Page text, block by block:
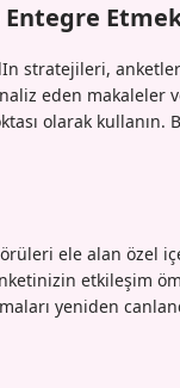
stratejileri,
eden makaleler
olarak kullanın.
ele alan özel
etkileşim
yeniden